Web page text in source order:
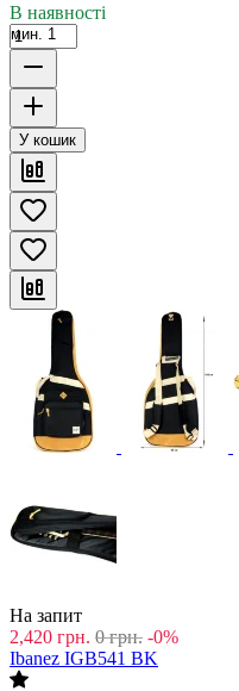
В наявності
мин. 1
У кошик
На запит
2,420 грн. 0 грн. -0%
Ibanez IGB541 BK